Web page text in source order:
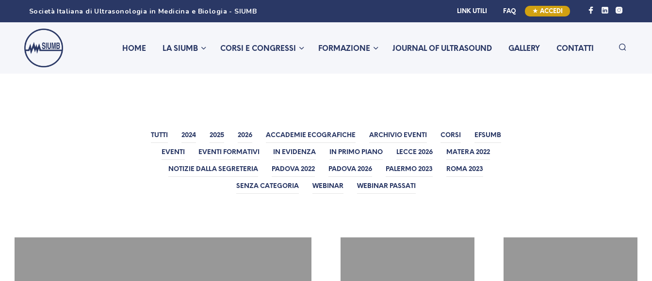
Società Italiana di Ultrasonologia in Medicina e Biologia - SIUMB LINK UTILI FAQ ★ ACCEDI
HOME LA SIUMB CORSI E CONGRESSI FORMAZIONE JOURNAL OF ULTRASOUND GALLERY CONTATTI
TUTTI 2024 2025 2026 ACCADEMIE ECOGRAFICHE ARCHIVIO EVENTI CORSI EFSUMB
EVENTI EVENTI FORMATIVI IN EVIDENZA IN PRIMO PIANO LECCE 2026 MATERA 2022
NOTIZIE DALLA SEGRETERIA PADOVA 2022 PADOVA 2026 PALERMO 2023 ROMA 2023
SENZA CATEGORIA WEBINAR WEBINAR PASSATI